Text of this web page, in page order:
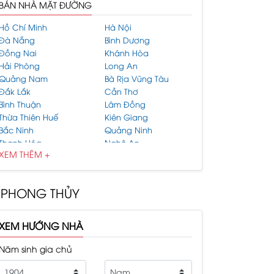
BÁN NHÀ MẶT ĐƯỜNG
Hồ Chí Minh
Hà Nội
Nẵng
Bình Dương
Nai
Khánh Hòa
Hải Phòng
Long An
Nam
Bà Rịa Vũng Tàu
Lắk
Cần Thơ
Bình Thuận
Lâm Đồng
Thiên Huế
Kiên Giang
Bắc Ninh
Quảng Ninh
Hóa
Nghệ An
Dương
Phước
Hưng Yên
Thái Bình
Phúc
Nguyên
Nam Định
Bến Tre
Đắk Nông
Cà Mau
Vĩnh Long
THÊM +
PHONG THỦY
HƯỚNG NHÀ
Năm sinh gia chủ